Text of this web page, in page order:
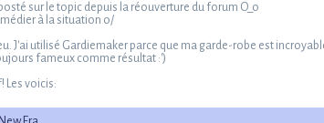
sur le topic depuis la réouverture du forum O_o
à la situation o/
J'ai utilisé Gardiemaker parce que ma garde-robe est
fameux comme résultat :')
Les voicis: